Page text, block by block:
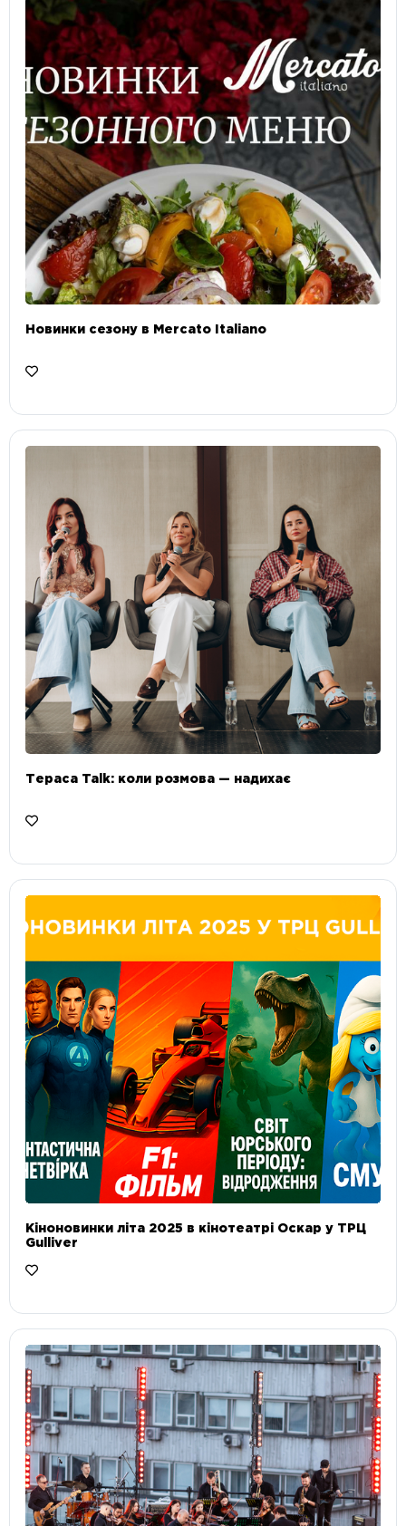
Новинки сезону в Mercato Italiano
Тераса Talk: коли розмова — надихає
Кіноновинки літа 2025 в кінотеатрі Оскар у ТРЦ
Gulliver